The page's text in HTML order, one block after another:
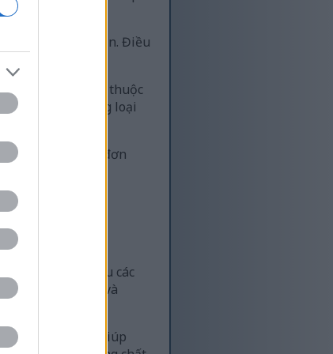
với nhiều bữa ăn. Điều
kết cấu riêng, tùy thuộc
trong số những loại
chi không chỉ đơn
nhưng lại giàu các
nhóm B như B6 và
dưỡng này giúp